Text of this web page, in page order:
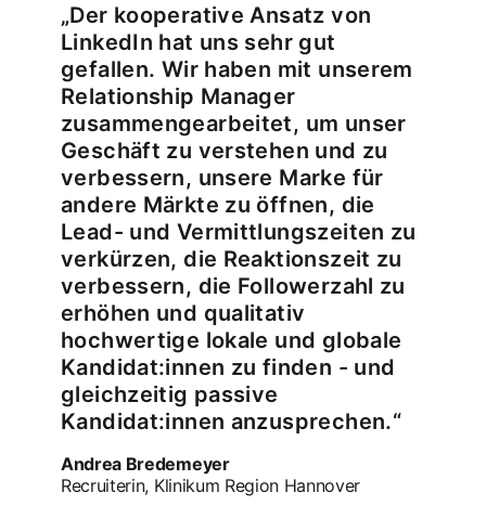
„Der kooperative Ansatz von
LinkedIn hat uns sehr gut
gefallen. Wir haben mit unserem
Relationship Manager
zusammengearbeitet, um unser
Geschäft zu verstehen und zu
verbessern, unsere Marke für
andere Märkte zu öffnen, die
Lead- und Vermittlungszeiten zu
verkürzen, die Reaktionszeit zu
verbessern, die Followerzahl zu
erhöhen und qualitativ
hochwertige lokale und globale
Kandidat:innen zu finden - und
gleichzeitig passive
Kandidat:innen anzusprechen.“
Andrea Bredemeyer
Recruiterin, Klinikum Region Hannover